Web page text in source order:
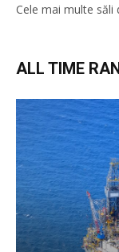
Cele mai multe
ALL TIME